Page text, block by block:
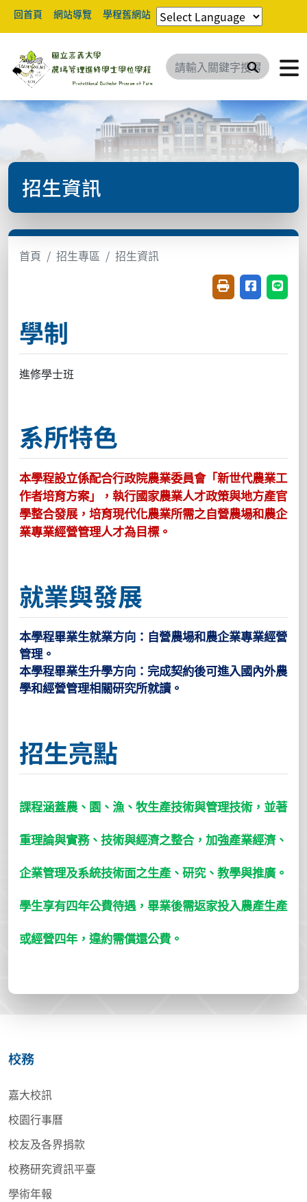
回首頁 網站導覽 學程舊網站
搜尋
招生資訊
首頁 招生專區 招生資訊
友善列印(開新視
分享至臉書
分享
學制
進修學士班
系所特色
本學程設立係配合行政院農業委員會「新世代農業工
作者培育方案」，執行國家農業人才政策與地方產官
學整合發展，培育現代化農業所需之自營農場和農企
業專業經營管理人才為目標。
就業與發展
本學程畢業生就業方向：自營農場和農企業專業經營
管理。
本學程畢業生升學方向：完成契約後可進入國內外農
學和經營管理相關研究所就讀。
招生亮點
課程涵蓋農、園、漁、牧生產技術與管理技術，並著
重理論與實務、技術與經濟之整合，加強產業經濟、
企業管理及系統技術面之生產、研究、教學與推廣。
學生享有四年公費待遇，畢業後需返家投入農產生產
或經營四年，違約需償還公費。
校務
嘉大校訊
校園行事曆
校友及各界捐款
校務研究資訊平臺
學術年報